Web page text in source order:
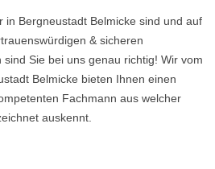
in Bergneustadt Belmicke sind und auf
& sicheren
Sie bei uns genau richtig! Wir vom
Belmicke bieten Ihnen einen
Fachmann aus welcher
auskennt.